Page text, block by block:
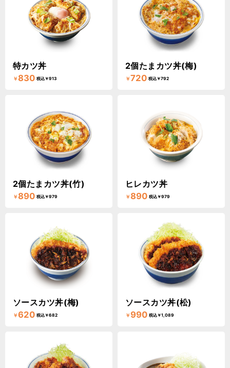
特カツ丼
￥830 税込￥913
2個たまカツ丼(梅)
￥720 税込￥792
2個たまカツ丼(竹)
￥890 税込￥979
ヒレカツ丼
￥890 税込￥979
ソースカツ丼(梅)
￥620 税込￥682
ソースカツ丼(松)
￥ 990 税込￥1,089